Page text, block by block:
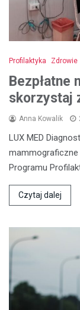
Profilaktyka Zdrowie
Bezpłatne
skorzystaj
Anna Kowalik
LUX MED
Programu
Czytaj dalej